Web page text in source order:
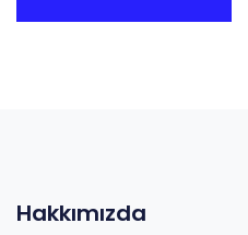
Hakkımızda